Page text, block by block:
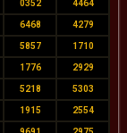
0352 4464
6468 4279
5857 1710
1776 2929
5218 5303
1915 2554